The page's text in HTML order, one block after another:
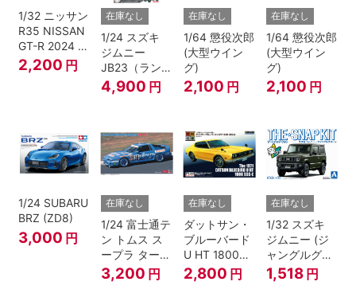
1/32 ニッサン
R35 NISSAN
GT-R 2024 メ
タリックブル
ー
2,200 円
在庫なし
1/24 スズキ
ジムニー
JB23（ランド
ベンチャー/ク
ールカーキパ
4,900 円
在庫なし
1/64 懲役次郎
(大型ウイン
グ)
2,100 円
在庫なし
1/64 懲役次郎
(大型ウイン
グ)
2,100 円
1/24 SUBARU
BRZ (ZD8)
3,000 円
在庫なし
1/24 富士通テ
ン トムス ス
ープラ ターボ
A70 1990
JTC
3,200 円
在庫なし
ダットサン・
ブルーバード
U HT 1800
SSS-E
2,800 円
在庫なし
1/32 スズキ
ジムニー (ジ
ャングルグリ
ー ン)
1,518 円